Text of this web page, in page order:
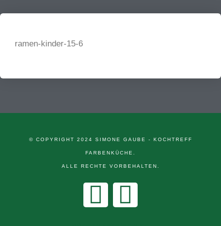
ramen-kinder-15-6
© COPYRIGHT 2024 SIMONE GAUBE - KOCHTREFF
FARBENKÜCHE.
ALLE RECHTE VORBEHALTEN.